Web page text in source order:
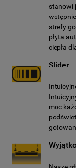
stanowi
strefy
płyta
ciepła
Slider
moc